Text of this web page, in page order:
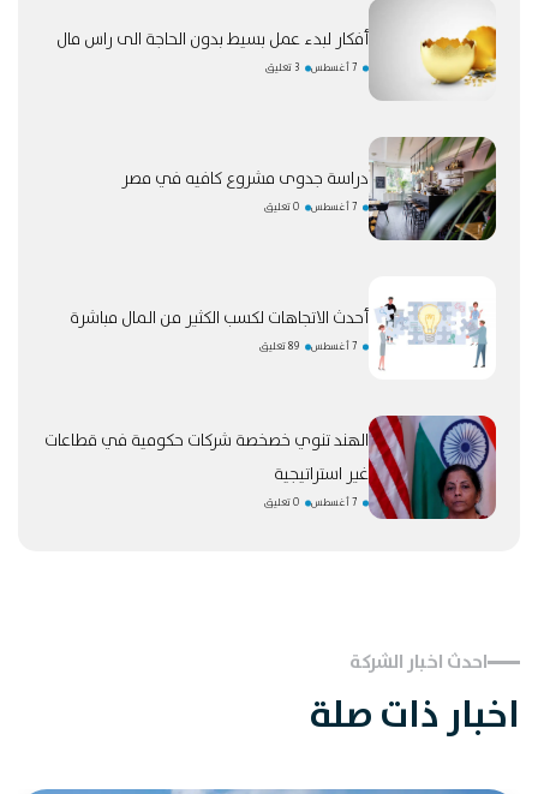
أفكار لبدء عمل بسيط بدون الحاجة الى راس مال
7 أغسطس 3 تعليق
دراسة جدوى مشروع كافيه في مصر
7 أغسطس 0 تعليق
أحدث الاتجاهات لكسب الكثير من المال مباشرة
7 أغسطس 89 تعليق
الهند تنوي خصخصة شركات حكومية في قطاعات
غير استراتيجية
7 أغسطس 0 تعليق
احدث اخبار الشركة
اخبار ذات صلة